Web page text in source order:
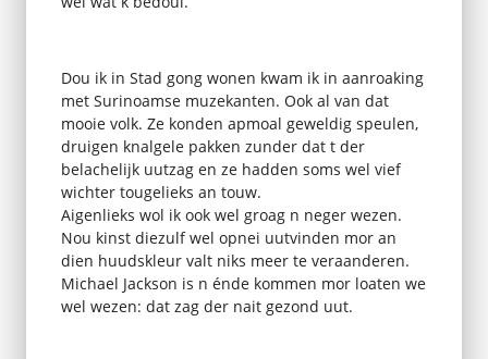
Dou ik in Stad gong wonen kwam ik in aanroaking
met Surinoamse muzekanten. Ook al van dat
mooie volk. Ze konden apmoal geweldig speulen,
druigen knalgele pakken zunder dat t der
belachelijk uutzag en ze hadden soms wel vief
wichter tougelieks an touw.
Aigenlieks wol ik ook wel groag n neger wezen.
Nou kinst diezulf wel opnei uutvinden mor an
dien huudskleur valt niks meer te veraanderen.
Michael Jackson is n énde kommen mor loaten we
wel wezen: dat zag der nait gezond uut.